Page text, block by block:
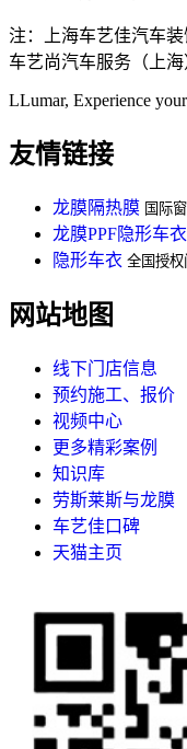
注：上海车艺佳汽车
车艺尚汽车服务（上
LLumar, Experience
友情链接
龙膜隔热膜 国际
龙膜PPF隐形车衣
隐形车衣 全国授
网站地图
线下门店信息
预约施工、报价
视频中心
更多精彩案例
知识库
劳斯莱斯与龙膜
车艺佳口碑
天猫主页